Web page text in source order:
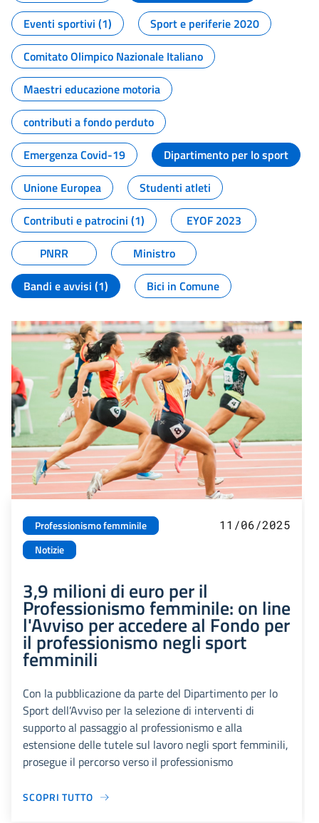
Eventi sportivi (1)
Sport e periferie 2020
Comitato Olimpico Nazionale Italiano
Maestri educazione motoria
contributi a fondo perduto
Emergenza Covid-19
Dipartimento per lo sport
Unione Europea
Studenti atleti
Contributi e patrocini (1)
EYOF 2023
PNRR
Ministro
Bandi e avvisi (1)
Bici in Comune
Professionismo femminile
Notizie
11/06/2025
3,9 milioni di euro per il
Professionismo femminile: on line
l'Avviso per accedere al Fondo per
il professionismo negli sport
femminili
Con la pubblicazione da parte del Dipartimento per lo
Sport dell’Avviso per la selezione di interventi di
supporto al passaggio al professionismo e alla
estensione delle tutele sul lavoro negli sport femminili,
prosegue il percorso verso il professionismo
SCOPRI TUTTO